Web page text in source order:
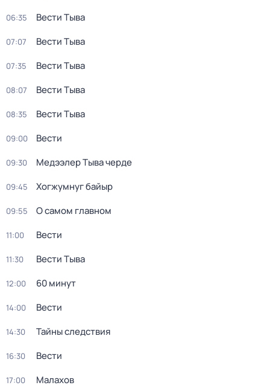
06:35 Вести Тыва
07:07 Вести Тыва
07:35 Вести Тыва
08:07 Вести Тыва
08:35 Вести Тыва
09:00 Вести
09:30 Медээлер Тыва черде
09:45 Хогжумнуг байыр
09:55 О самом главном
11:00 Вести
11:30 Вести Тыва
12:00 60 минут
14:00 Вести
14:30 Тайны следствия
16:30 Вести
17:00 Малахов